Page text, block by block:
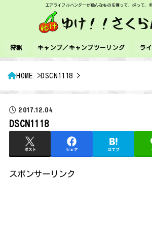
エアライフルハンターが色んなものを獲って、採って、
狩猟 キャンプ／キャンプツーリング ラ
HOME DSCN1118
2017.12.04
DSCN1118
ポスト シェア はてブ
スポンサーリンク